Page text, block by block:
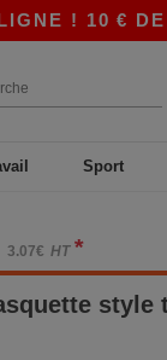
10 € DE
Sport
3.07€ HT *
style